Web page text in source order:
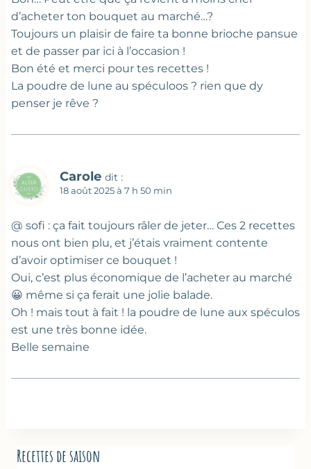
d’acheter ton bouquet au marché…?
Toujours un plaisir de faire ta bonne brioche pansue
et de passer par ici à l’occasion !
Bon été et merci pour tes recettes !
La poudre de lune au spéculoos ? rien que dy
penser je rêve ?
Carole dit :
18 août 2025 à 7 h 50 min
@ sofi : ça fait toujours râler de jeter… Ces 2 recettes
nous ont bien plu, et j’étais vraiment contente
d’avoir optimiser ce bouquet !
Oui, c’est plus économique de l’acheter au marché
😀 même si ça ferait une jolie balade.
Oh ! mais tout à fait ! la poudre de lune aux spéculos
est une très bonne idée.
Belle semaine
Recettes de saison